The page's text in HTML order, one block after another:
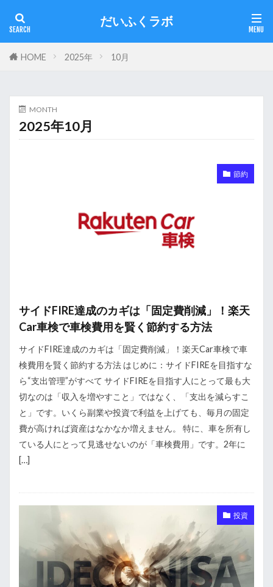
だいふくラボ
HOME 2025年 10月
MONTH
2025年10月
節約
サイドFIRE達成のカギは「固定費削減」！楽天
Car車検で車検費用を賢く節約する方法
サイドFIRE達成のカギは「固定費削減」！楽天Car車検で車
検費用を賢く節約する方法 はじめに：サイドFIREを目指すな
ら“支出管理”がすべて サイドFIREを目指す人にとって最も大
切なのは「収入を増やすこと」ではなく、「支出を減らすこ
と」です。いくら副業や投資で利益を上げても、毎月の固定
費が高ければ資産はなかなか増えません。 特に、車を所有し
ている人にとって見逃せないのが「車検費用」です。2年に
[…]
投資